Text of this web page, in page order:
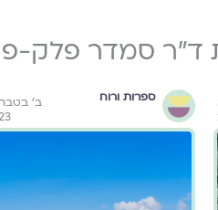
ד״ר סמדר פלק-
ספרות ורוח
ב׳